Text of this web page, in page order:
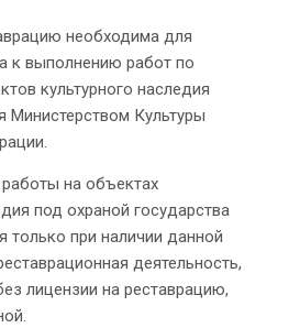
необходима для
к выполнению работ по
культурного наследия
Министерством Культуры
на объектах
под охраной государства
только при наличии данной
деятельность,
лицензии на реставрацию,